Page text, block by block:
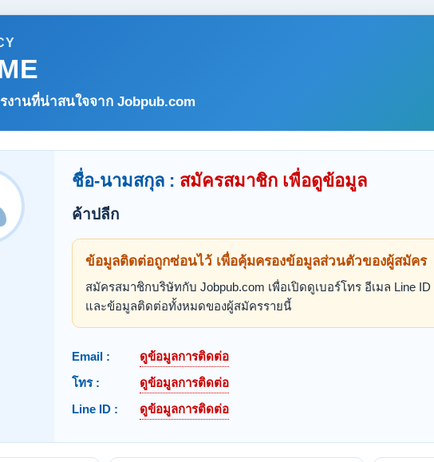
งานที่น่าสนใจจาก Jobpub.com
ชื่อ-นามสกุล : สมัครสมาชิก เพื่อดูข้อมูล
ค้าปลีก
ข้อมูลติดต่อถูกซ่อนไว้ เพื่อคุ้มครองข้อมูลส่วนตัวของผู้สมัคร
สมัครสมาชิกบริษัทกับ Jobpub.com เพื่อเปิดดูเบอร์โทร อีเมล Line ID
และข้อมูลติดต่อทั้งหมดของผู้สมัครรายนี้
Email :
ดูข้อมูลการติดต่อ
โทร :
ดูข้อมูลการติดต่อ
Line ID :
ดูข้อมูลการติดต่อ